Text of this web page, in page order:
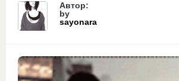
Автор:
by
sayonara